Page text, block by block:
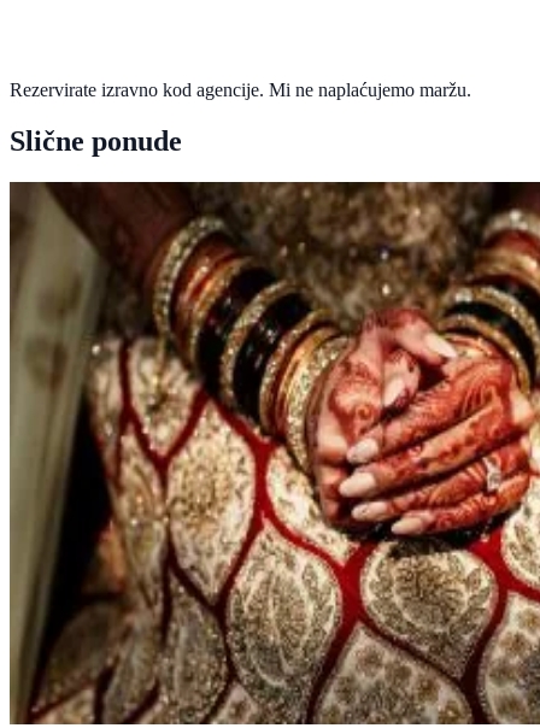
Rezervirate izravno kod agencije. Mi ne naplaćujemo maržu.
Slične ponude